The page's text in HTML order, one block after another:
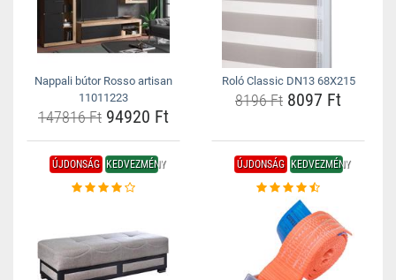
Nappali bútor Rosso artisan
11011223
147816 Ft 94920 Ft
Roló Classic DN13 68X215
8196 Ft 8097 Ft
ÚJDONSÁG KEDVEZMÉNY ÚJDONSÁG KEDVEZMÉNY